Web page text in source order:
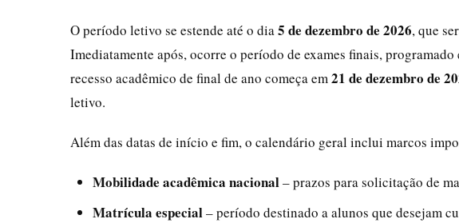
O período letivo se estende até o dia 5 de dezembro de 2026, que
Imediatamente após, ocorre o período de exames finais, programado
recesso acadêmico de final de ano começa em 21 de dezembro de
letivo.
Além das datas de início e fim, o calendário geral inclui marcos
Mobilidade acadêmica nacional– prazos para solicitação de
Matrícula especial– período destinado a alunos que desejam